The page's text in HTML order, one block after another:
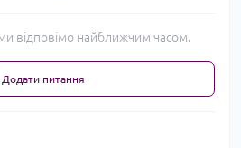
відповімо найближчим часом.
Додати питання